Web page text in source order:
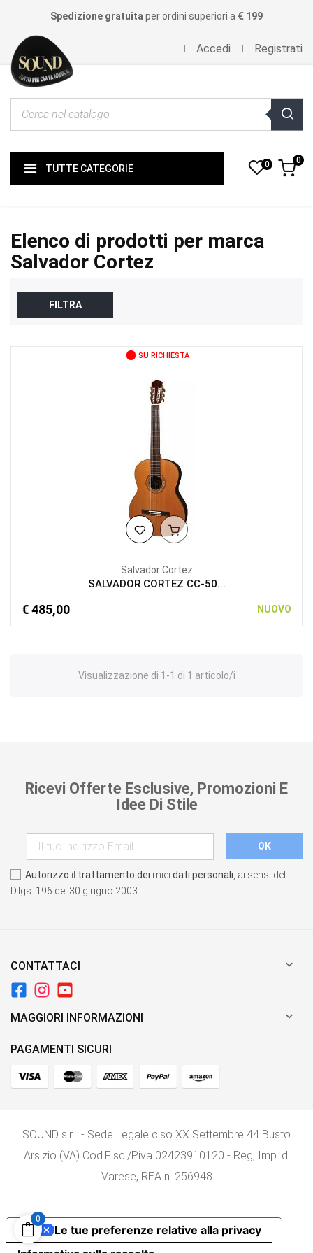
Spedizione gratuita per ordini superiori a € 199
Accedi Registrati
TUTTE CATEGORIE 0 0
Elenco di prodotti per marca
Salvador Cortez
FILTRA
SU RICHIESTA
Salvador Cortez
SALVADOR CORTEZ CC-50...
€ 485,00 NUOVO
Visualizzazione di 1-1 di 1 articolo/i
Ricevi Offerte Esclusive, Promozioni E
Idee Di Stile
Autorizzo il trattamento dei miei dati personali , ai sensi del
D.lgs. 196 del 30 giugno 2003.
CONTATTACI 
MAGGIORI INFORMAZIONI 
PAGAMENTI SICURI
SOUND s.r.l. - Sede Legale c.so XX Settembre 44 Busto
Arsizio (VA) Cod.Fisc./P.iva 02423910120 - Reg, Imp. di
Varese, REA n. 256948
0
Le tue preferenze relative alla privacy